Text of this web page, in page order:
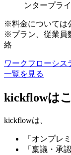
ンタープライ
※料金については
※プラン、従業員
絡
ワークフローシス
一覧を見る
kickflowは
kickflowは、
「オンプレ
「稟議・承